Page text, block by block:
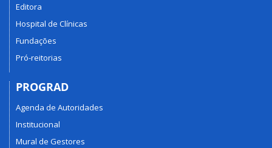
Editora
Hospital de Clínicas
Fundações
Pró-reitorias
PROGRAD
Agenda de Autoridades
Institucional
Mural de Gestores